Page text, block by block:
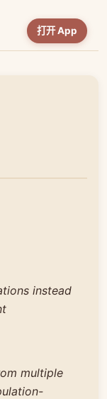
打开 App
instead
multiple